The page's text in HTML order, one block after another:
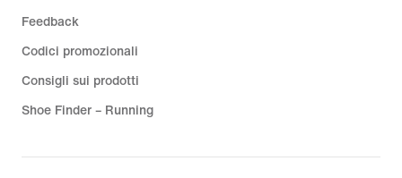
Feedback
Codici promozionali
Consigli sui prodotti
Shoe Finder – Running